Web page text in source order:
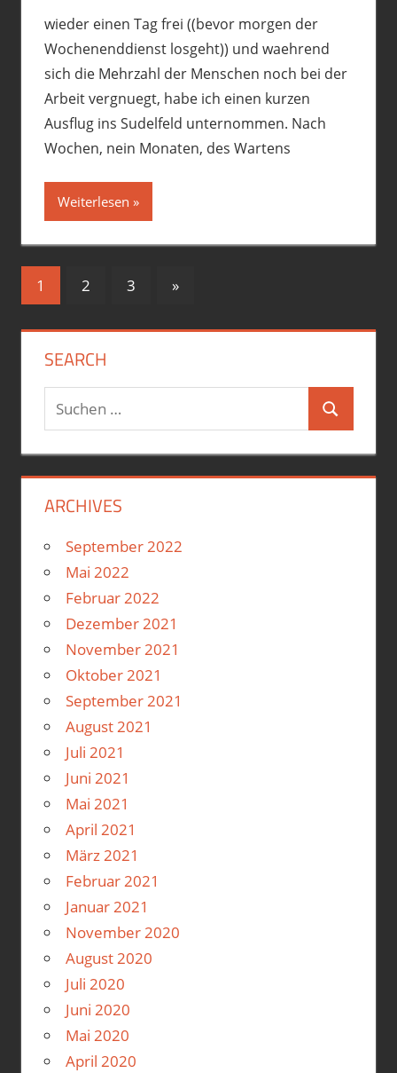
wieder einen Tag frei ((bevor morgen der
Wochenenddienst losgeht)) und waehrend
sich die Mehrzahl der Menschen noch bei der
Arbeit vergnuegt, habe ich einen kurzen
Ausflug ins Sudelfeld unternommen. Nach
Wochen, nein Monaten, des Wartens
Weiterlesen
Seitennummerierung
Beiträge
1 2 3
Nächste
»
SEARCH
Suchen
nach:
Suchen
ARCHIVES
September 2022
Mai 2022
Februar 2022
Dezember 2021
November 2021
Oktober 2021
September 2021
August 2021
Juli 2021
Juni 2021
Mai 2021
April 2021
März 2021
Februar 2021
Januar 2021
November 2020
August 2020
Juli 2020
Juni 2020
Mai 2020
April 2020